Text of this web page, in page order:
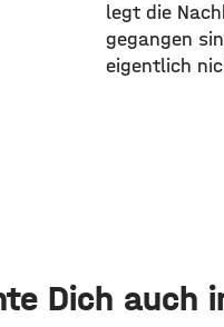
legt die
gegangen
eigentlich
Dich auch